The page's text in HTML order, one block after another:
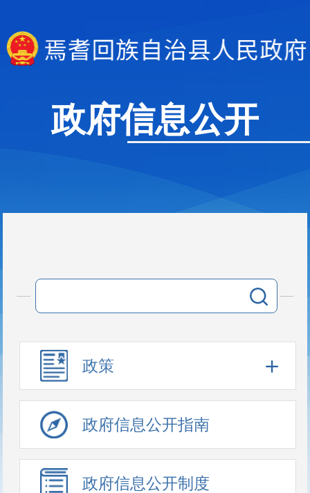
政府信息公开
政策
政府信息公开指南
政府信息公开制度